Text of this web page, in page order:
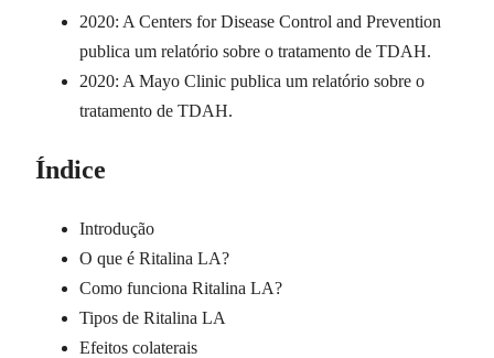
2020: A Centers for Disease Control and Prevention
publica um relatório sobre o tratamento de TDAH.
2020: A Mayo Clinic publica um relatório sobre o
tratamento de TDAH.
Índice
Introdução
O que é Ritalina LA?
Como funciona Ritalina LA?
Tipos de Ritalina LA
Efeitos colaterais